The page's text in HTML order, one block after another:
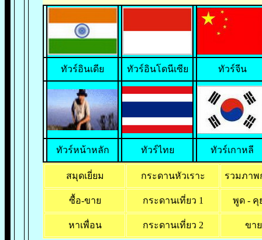
ทัวร์อินเดีย ทัวร์อินโดนีเซีย ทัวร์จีน
ทัวร์หน้าหลัก ทัวร์ไทย ทัวร์เกาหลี
สมุดเยี่ยม กระดานหัวเราะ รวมภาพ
ซื้อ-ขาย กระดานเที่ยว 1 พูด - คุ
หาเพื่อน กระดานเที่ยว 2 ขา